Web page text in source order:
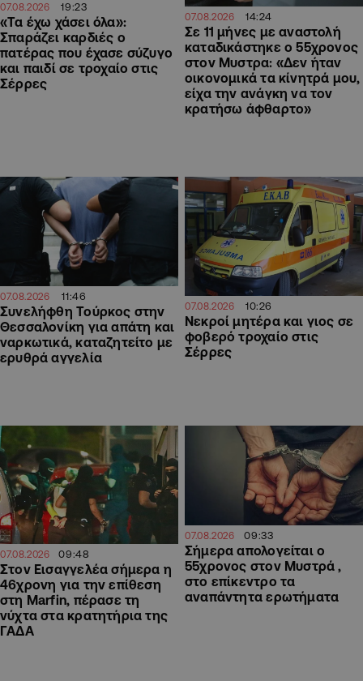
07.08.2026 19:23
«Τα έχω χάσει όλα»:
Σπαράζει καρδιές ο
πατέρας που έχασε σύζυγο
και παιδί σε τροχαίο στις
Σέρρες
07.08.2026 14:24
Σε 11 μήνες με αναστολή
καταδικάστηκε ο 55χρονος
στον Μυστρα: «Δεν ήταν
οικονομικά τα κίνητρά μου,
είχα την ανάγκη να τον
κρατήσω άφθαρτο»
07.08.2026 11:46
Συνελήφθη Τούρκος στην
Θεσσαλονίκη για απάτη και
ναρκωτικά, καταζητείτο με
ερυθρά αγγελία
07.08.2026 10:26
Νεκροί μητέρα και γιος σε
φοβερό τροχαίο στις
Σέρρες
07.08.2026 09:48
Στον Εισαγγελέα σήμερα η
46χρονη για την επίθεση
στη Marfin, πέρασε τη
νύχτα στα κρατητήρια της
ΓΑΔΑ
07.08.2026 09:33
Σήμερα απολογείται ο
55χρονος στον Μυστρά ,
στο επίκεντρο τα
αναπάντητα ερωτήματα